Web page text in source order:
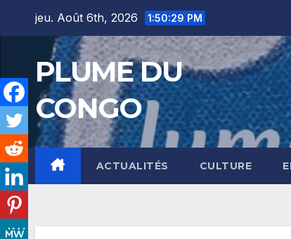
jeu. Août 6th, 2026 1:50:30 PM
PLUME DU
CONGO
ACTUALITÉS CULTURE